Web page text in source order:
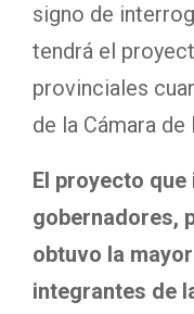
signo de
tendrá el
provinciales
de la Cámara de
El proyecto
gobernadores,
obtuvo la
integrantes de